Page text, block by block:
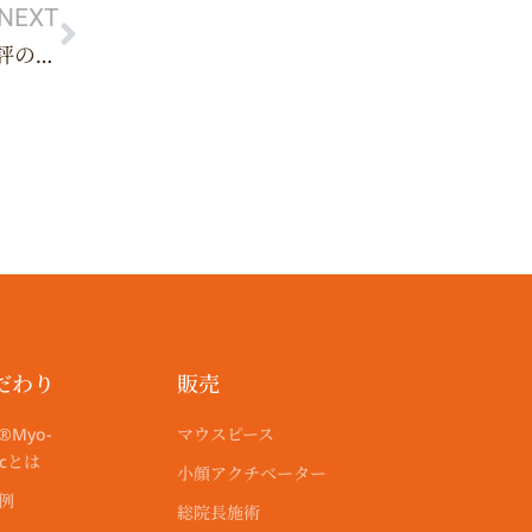
連続配信
わり
は
販売
マウスピース
小顔アクチベーター
総院長施術